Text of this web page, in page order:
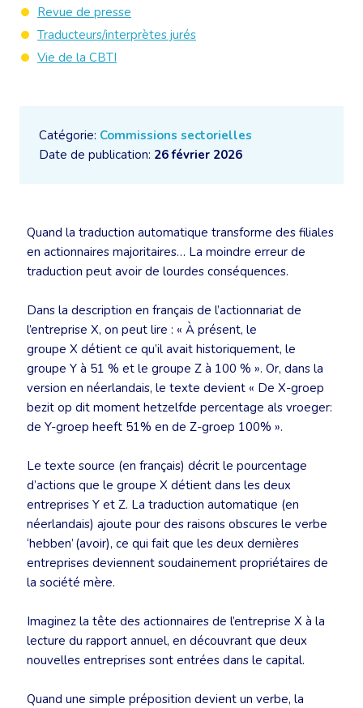
Catégorie: Commissions sectorielles
Date de publication: 26 février 2026
Quand la traduction automatique transforme des filiales
en actionnaires majoritaires… La moindre erreur de
traduction peut avoir de lourdes conséquences.
Dans la description en français de l’actionnariat de
l’entreprise X, on peut lire : « À présent, le
groupe X détient ce qu’il avait historiquement, le
groupe Y à 51 % et le groupe Z à 100 % ». Or, dans la
version en néerlandais, le texte devient « De X-groep
bezit op dit moment hetzelfde percentage als vroeger:
de Y-groep heeft 51% en de Z-groep 100% ».
Le texte source (en français) décrit le pourcentage
d’actions que le groupe X détient dans les deux
entreprises Y et Z. La traduction automatique (en
néerlandais) ajoute pour des raisons obscures le verbe
‘hebben’ (avoir), ce qui fait que les deux dernières
entreprises deviennent soudainement propriétaires de
la société mère.
Imaginez la tête des actionnaires de l’entreprise X à la
lecture du rapport annuel, en découvrant que deux
nouvelles entreprises sont entrées dans le capital.
Quand une simple préposition devient un verbe, la
Revue de presse
Traducteurs/interprètes jurés
Vie de la CBTI